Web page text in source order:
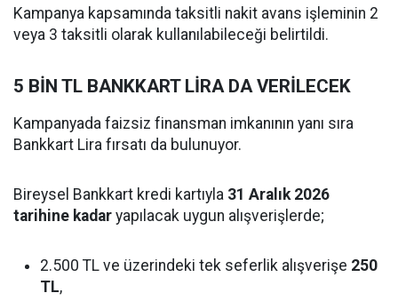
Kampanya kapsamında taksitli nakit avans işleminin 2
veya 3 taksitli olarak kullanılabileceği belirtildi.
5 BİN TL BANKKART LİRA DA VERİLECEK
Kampanyada faizsiz finansman imkanının yanı sıra
Bankkart Lira fırsatı da bulunuyor.
Bireysel Bankkart kredi kartıyla 31 Aralık 2026
tarihine kadar yapılacak uygun alışverişlerde;
2.500 TL ve üzerindeki tek seferlik alışverişe 250
TL,